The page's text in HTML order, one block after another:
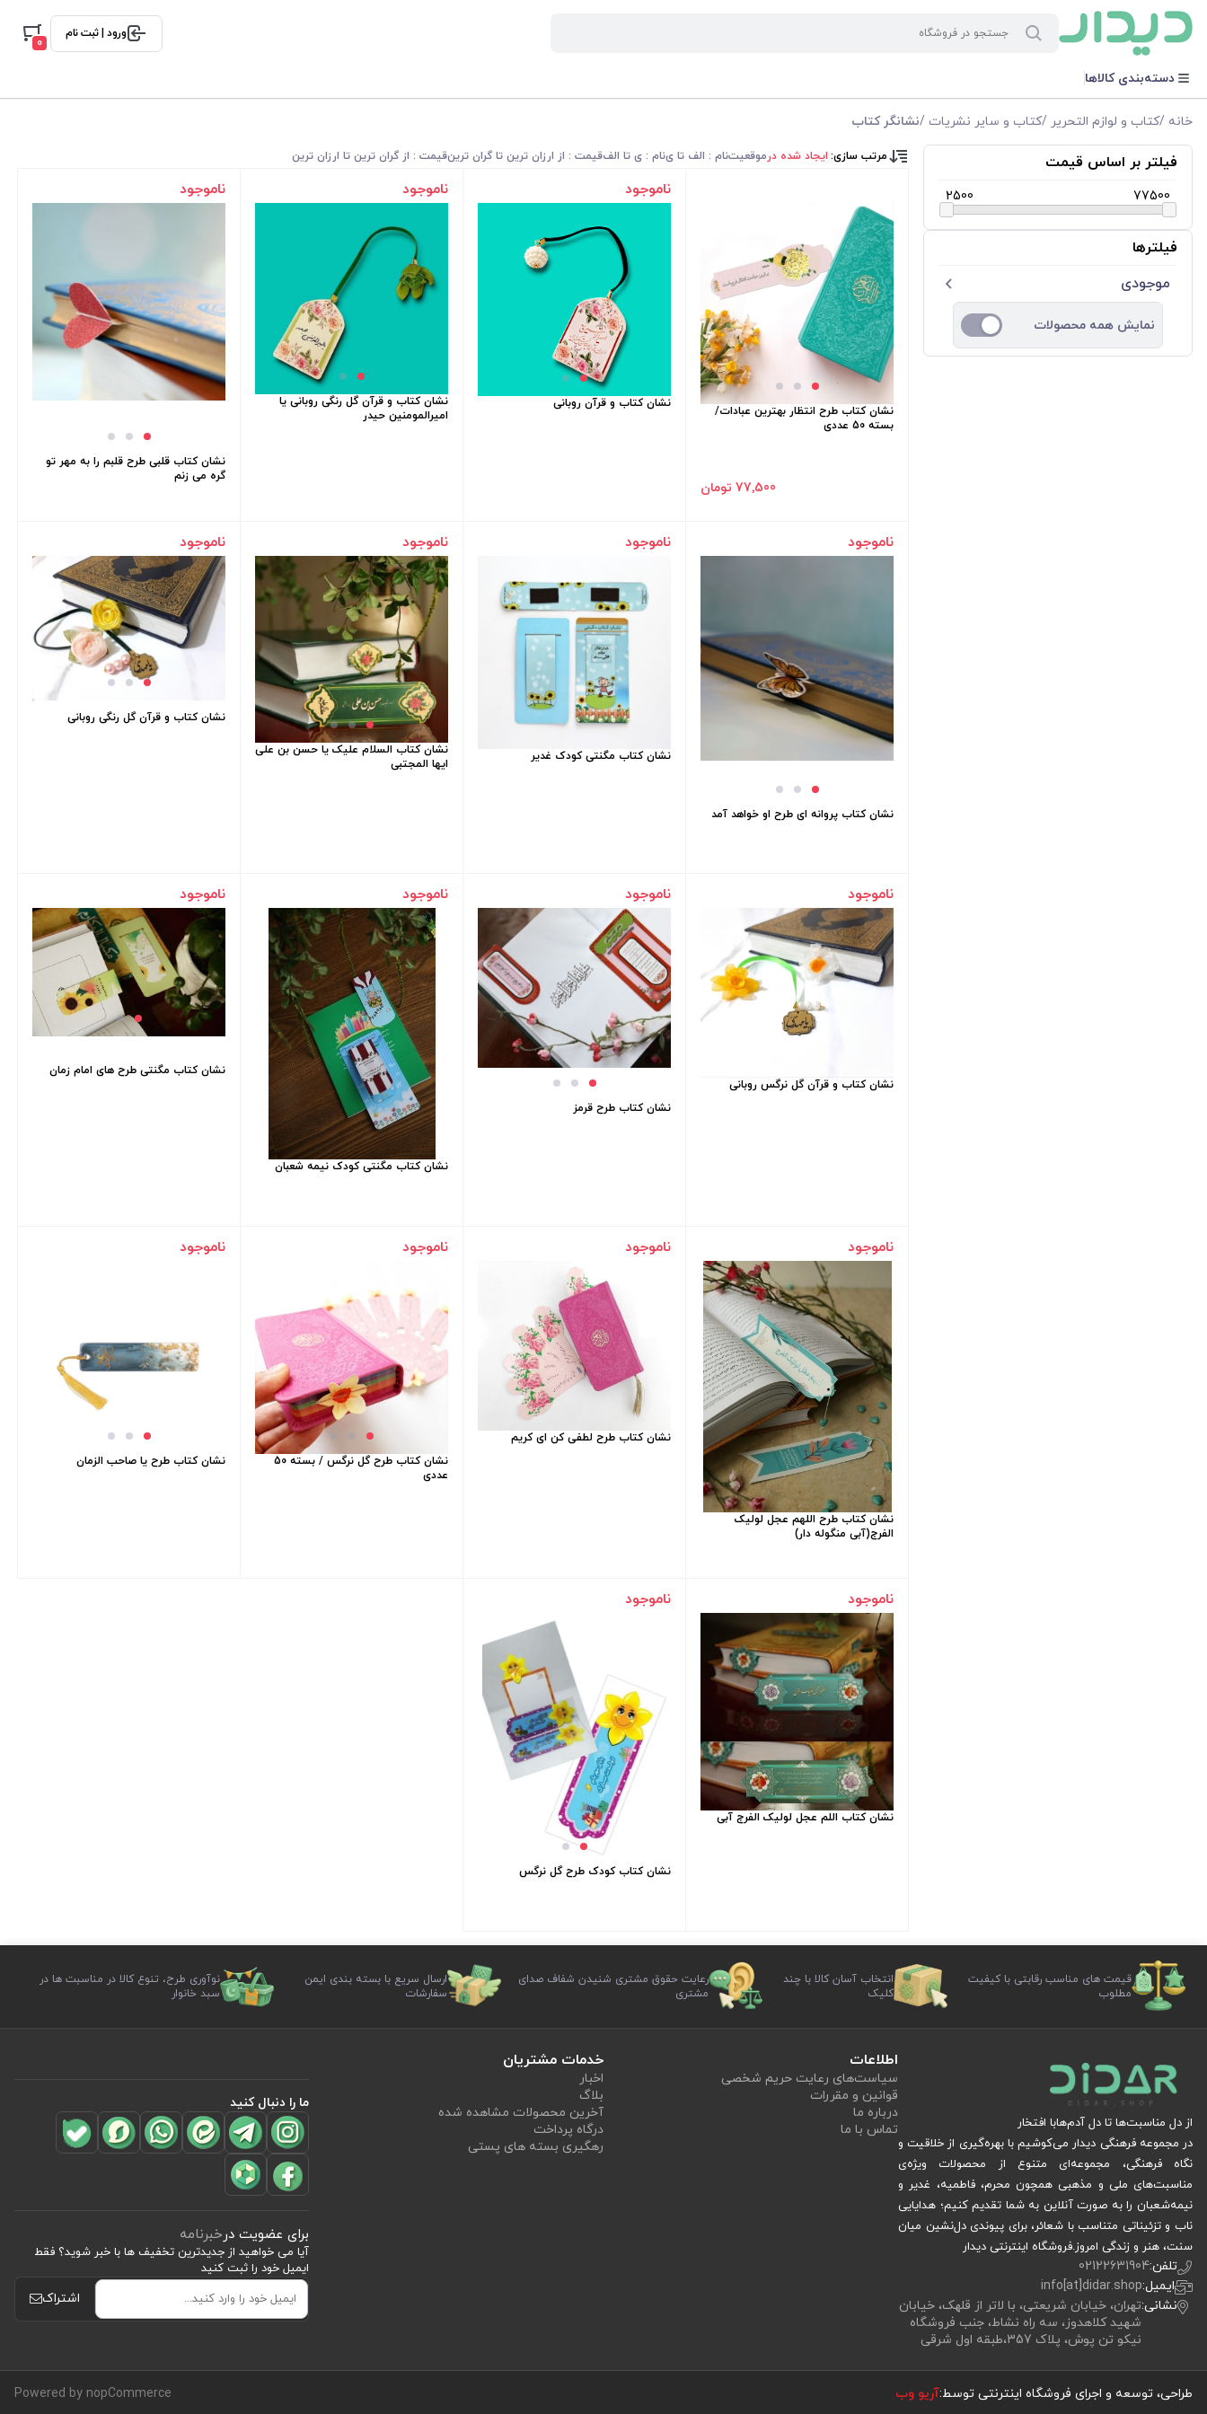
ورود | ثبت نام
0
دسته‌بندی کالاها
خانه /کتاب و لوازم التحریر /كتاب و سایر نشریات /نشانگر کتاب
فیلتر بر اساس قیمت
2500 77500
فیلترها
موجودی
نمایش همه محصولات
مرتب سازی: ایجاد شده درموقعیتنام : الف تا ینام : ی تا الفقیمت : از ارزان ترین تا گران ترینقیمت : از گران ترین تا ارزان ترین
نشان کتاب طرح انتظار بهترین عبادات/
بسته 50 عددی
77٬500 تومان
ناموجود
نشان کتاب و قرآن روبانی
ناموجود
نشان کتاب و قرآن گل رنگی روبانی یا
امیرالمومنین حیدر
ناموجود
نشان کتاب قلبی طرح قلبم را به مهر تو
گره می زنم
ناموجود
نشان کتاب پروانه ای طرح او خواهد آمد
ناموجود
نشان کتاب مگنتی کودک غدیر
ناموجود
نشان کتاب السلام علیک یا حسن بن علی
ایها المجتبی
ناموجود
نشان کتاب و قرآن گل رنگی روبانی
ناموجود
نشان کتاب و قرآن گل نرگس روبانی
ناموجود
نشان کتاب طرح قرمز
ناموجود
نشان کتاب مگنتی کودک نیمه شعبان
ناموجود
نشان کتاب مگنتی طرح های امام زمان
ناموجود
نشان کتاب طرح اللهم عجل لولیک
الفرج(آبی منگوله دار)
ناموجود
نشان کتاب طرح لطفی کن ای کریم
ناموجود
نشان کتاب طرح گل نرگس / بسته 50
عددی
ناموجود
نشان کتاب طرح یا صاحب الزمان
ناموجود
نشان کتاب اللم عجل لولیک الفرج آبی
ناموجود
نشان کتاب کودک طرح گل نرگس
قیمت های مناسب رقابتی با کیفیت
مطلوب
انتخاب آسان کالا با چند
کلیک
رعایت حقوق مشتری شنیدن شفاف صدای
مشتری
ارسال سریع با بسته بندی ایمن
سفارشات
نوآوری طرح، تنوع کالا در مناسبت ها در
سبد خانوار
از دل مناسبت‌ها تا دل آدم‌هابا افتخار
در مجموعه فرهنگی دیدار می‌کوشیم با بهره‌گیری از خلاقیت و
نگاه فرهنگی، مجموعه‌ای متنوع از محصولات ویژه‌ی
مناسبت‌های ملی و مذهبی همچون محرم، فاطمیه، غدیر و
نیمه‌شعبان را به صورت آنلاین به شما تقدیم کنیم؛ هدایایی
ناب و تزئیناتی متناسب با شعائر، برای پیوندی دل‌نشین میان
سنت، هنر و زندگی امروز.فروشگاه اینترنتی دیدار
تلفن:02122631904
ایمیل:info[at]didar.shop
نشانی:تهران، خیابان شریعتی، با لاتر از قلهک، خیابان
شهید کلاهدوز، سه راه نشاط، جنب فروشگاه
نیکو تن پوش، پلاک 357،طبقه اول شرقی
اطلاعات
سیاست‏‌های رعایت حریم شخصی
قوانین و مقررات
درباره ما
تماس با ما
خدمات مشتریان
اخبار
بلاگ
آخرین محصولات مشاهده شده
درگاه پرداخت
رهگیری بسته های پستی
ما را دنبال کنید
برای عضویت درخبرنامه
آیا می خواهید از جدید‌ترین تخفیف‌ ها با‌ خبر شوید؟ فقط
ایمیل خود را ثبت کنید
اشتراک
طراحی، توسعه و اجرای فروشگاه اینترنتی توسط:آریو وب Powered by nopCommerce